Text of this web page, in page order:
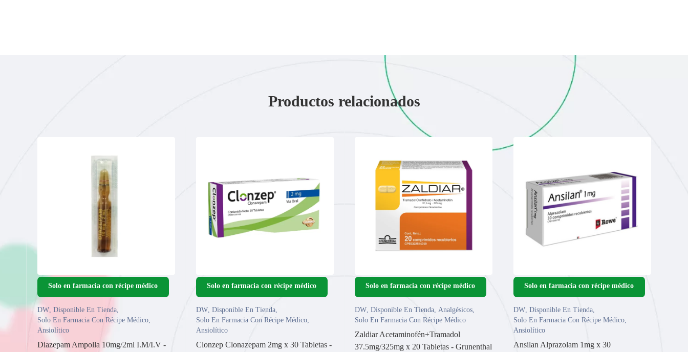
Productos relacionados
DW, Disponible En Tienda,
Solo En Farmacia Con Récipe Médico,
Ansiolítico
Diazepam Ampolla 10mg/2ml I.M/I.V -
DW, Disponible En Tienda,
Solo En Farmacia Con Récipe Médico,
Ansiolítico
Clonzep Clonazepam 2mg x 30 Tabletas -
DW, Disponible En Tienda, Analgésicos,
Solo En Farmacia Con Récipe Médico
Zaldiar Acetaminofén+Tramadol
37.5mg/325mg x 20 Tabletas - Grunenthal
DW, Disponible En Tienda,
Solo En Farmacia Con Récipe Médico,
Ansiolítico
Ansilan Alprazolam 1mg x 30